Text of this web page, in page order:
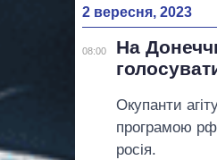
2 вересня, 2023
08:00
На
Окупанти
програмою рф,
росія.